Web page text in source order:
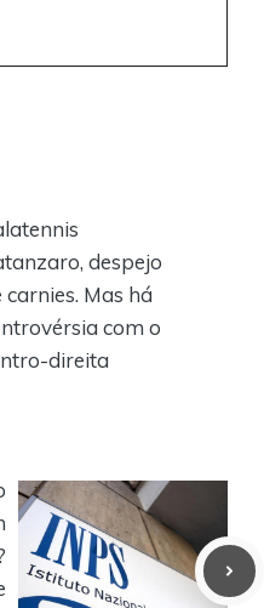
despejo
carnies. Mas há
com o
direita